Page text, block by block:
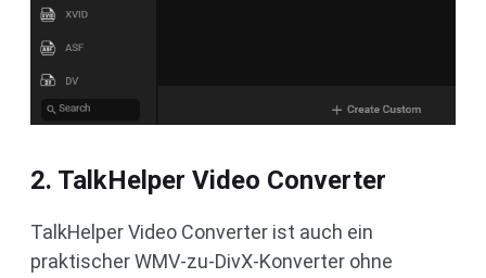
2. TalkHelper Video Converter
TalkHelper Video Converter ist auch ein
praktischer WMV-zu-DivX-Konverter ohne